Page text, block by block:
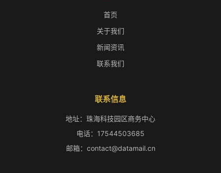
首页
关于我们
新闻资讯
联系我们
联系信息
地址：珠海科技园区商务中心
电话：17544503685
邮箱：contact@datamail.cn